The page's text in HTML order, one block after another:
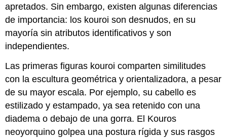
apretados. Sin embargo, existen algunas diferencias
de importancia: los kouroi son desnudos, en su
mayoría sin atributos identificativos y son
independientes.
Las primeras figuras kouroi comparten similitudes
con la escultura geométrica y orientalizadora, a pesar
de su mayor escala. Por ejemplo, su cabello es
estilizado y estampado, ya sea retenido con una
diadema o debajo de una gorra. El Kouros
neoyorquino golpea una postura rígida y sus rasgos